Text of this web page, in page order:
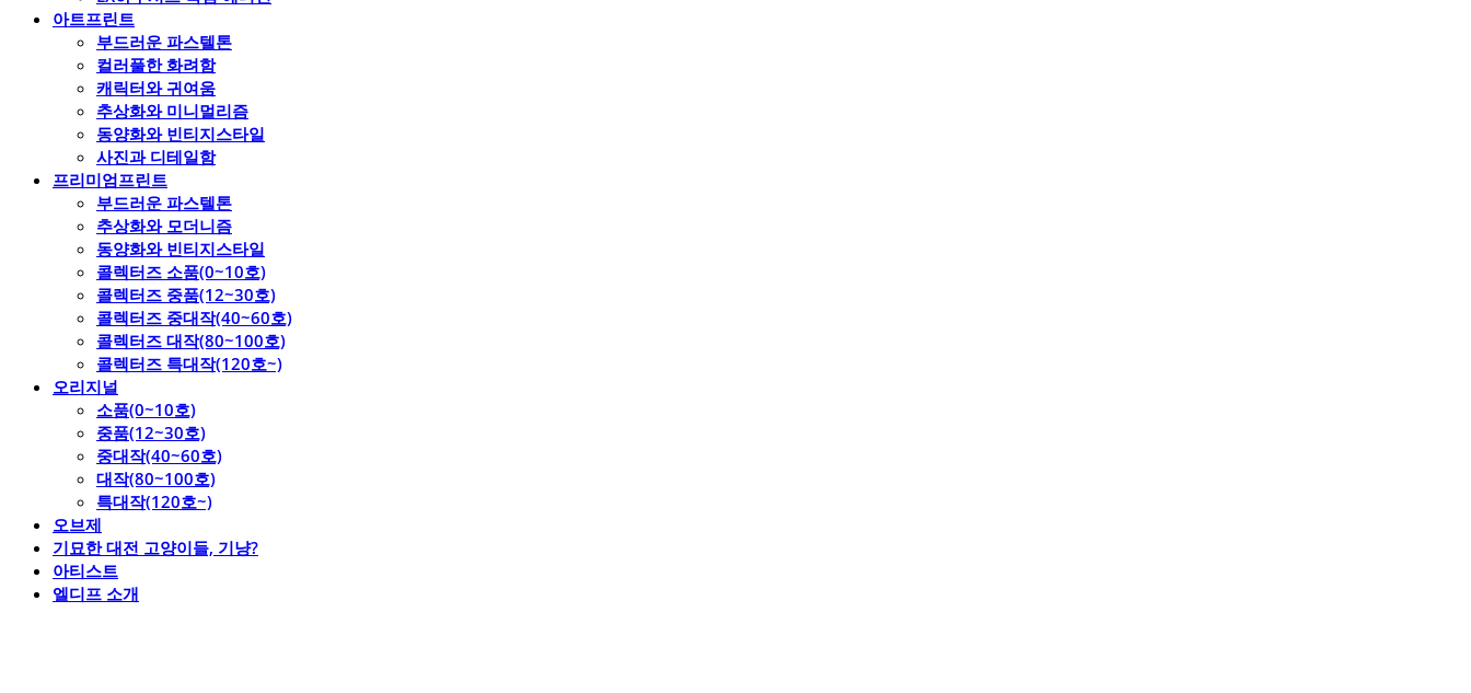
아트프린트
부드러운 파스텔톤
컬러풀한 화려함
캐릭터와 귀여움
추상화와 미니멀리즘
동양화와 빈티지스타일
사진과 디테일함
프리미엄프린트
부드러운 파스텔톤
추상화와 모더니즘
동양화와 빈티지스타일
콜렉터즈 소품(0~10호)
콜렉터즈 중품(12~30호)
콜렉터즈 중대작(40~60호)
콜렉터즈 대작(80~100호)
콜렉터즈 특대작(120호~)
오리지널
소품(0~10호)
중품(12~30호)
중대작(40~60호)
대작(80~100호)
특대작(120호~)
오브제
기묘한 대전 고양이들, 기냥?
아티스트
엘디프 소개